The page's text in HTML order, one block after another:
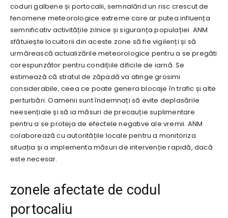
coduri galbene și portocalii, semnalând un risc crescut de
fenomene meteorologice extreme care ar putea influența
semnificativ activitățile zilnice și siguranța populației. ANM
sfătuiește locuitorii din aceste zone să fie vigilenți și să
urmărească actualizările meteorologice pentru a se pregăti
corespunzător pentru condițiile dificile de iarnă. Se
estimează că stratul de zăpadă va atinge grosimi
considerabile, ceea ce poate genera blocaje în trafic și alte
perturbări. Oamenii sunt îndemnați să evite deplasările
neesențiale și să ia măsuri de precauție suplimentare
pentru a se proteja de efectele negative ale vremii. ANM
colaborează cu autoritățile locale pentru a monitoriza
situația și a implementa măsuri de intervenție rapidă, dacă
este necesar.
zonele afectate de codul
portocaliu